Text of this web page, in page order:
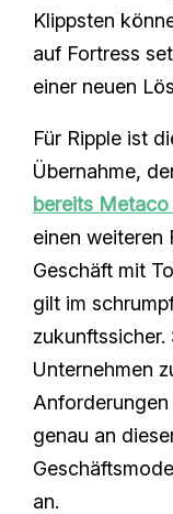
Klippsten
auf Fortress
einer neuen
Für Ripple ist
Übernahme,
bereits Metaco
einen weiteren
Geschäft mit
gilt im
Unternehmen
genau an
an.